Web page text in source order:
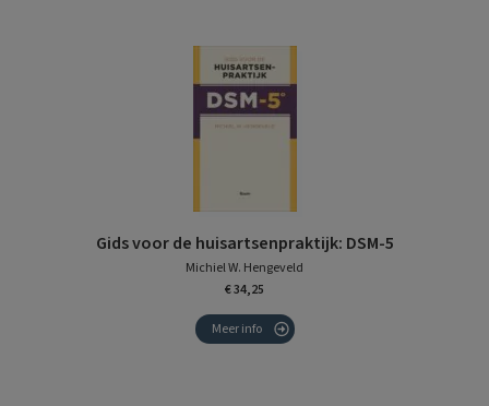
Gids voor de huisartsenpraktijk: DSM-5
Michiel W. Hengeveld
€ 34,25
Meer info